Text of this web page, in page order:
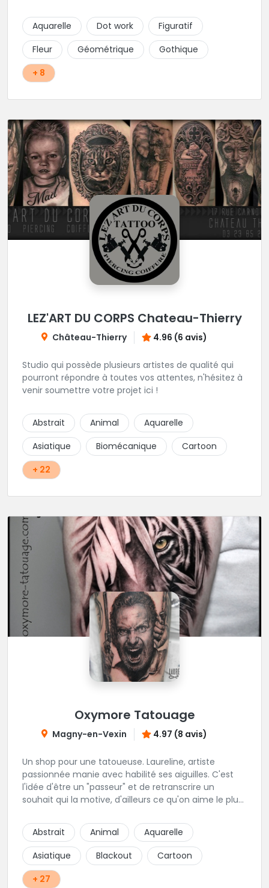
amoureux du Blackwork et If.Tattoo maitrise des
couleurs et du pop-art.
Aquarelle Dot work
Figuratif
Fleur
Géométrique
Gothique
+ 8
LEZ'ART DU CORPS Chateau-Thierry
Château-Thierry 4.96 (6 avis)
Studio qui possède plusieurs artistes de qualité qui
pourront répondre à toutes vos attentes, n'hésitez à
venir soumettre votre projet ici !
Abstrait Animal
Aquarelle
Asiatique
Biomécanique
Cartoon
+ 22
Oxymore Tatouage
Magny-en-Vexin 4.97 (8 avis)
Un shop pour une tatoueuse. Laureline, artiste
passionnée manie avec habilité ses aiguilles. C'est
l'idée d'être un "passeur" et de retranscrire un
souhait qui la motive, d'ailleurs ce qu'on aime le plus
néo trad. Une tatoueuse recommandée et à
recommander !
Abstrait Animal
Aquarelle
Asiatique
Blackout
Cartoon
+ 27